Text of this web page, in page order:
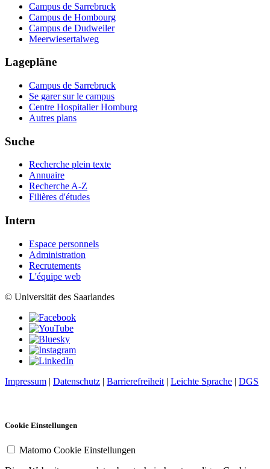
Campus de Sarrebruck
Campus de Hombourg
Campus de Dudweiler
Meerwiesertalweg
Lagepläne
Campus de Sarrebruck
Se garer sur le campus
Centre Hospitalier Homburg
Autres plans
Suche
Recherche plein texte
Annuaire
Recherche A-Z
Filières d'études
Intern
Espace personnels
Administration
Recrutements
L'équipe web
© Universität des Saarlandes
Impressum | Datenschutz | Barrierefreiheit | Leichte Sprache | DGS
Cookie Einstellungen
Matomo Cookie Einstellungen